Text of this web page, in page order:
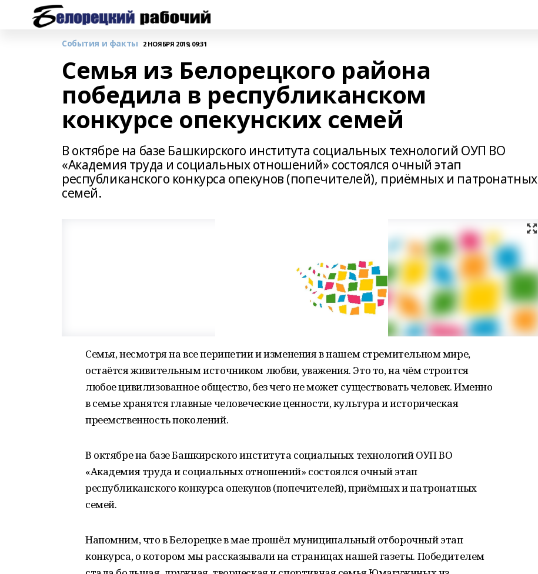
События и факты 2 НОЯБРЯ 2019, 09:31
Семья из Белорецкого района
победила в республиканском
конкурсе опекунских семей
В октябре на базе Башкирского института социальных технологий ОУП ВО
«Академия труда и социальных отношений» состоялся очный этап
республиканского конкурса опекунов (попечителей), приёмных и патронатных
семей.
Семья, несмотря на все перипетии и изменения в нашем стремительном мире,
остаётся живительным источником любви, уважения. Это то, на чём строится
любое цивилизованное общество, без чего не может существовать человек. Именно
в семье хранятся главные человеческие ценности, культура и историческая
преемственность поколений.
В октябре на базе Башкирского института социальных технологий ОУП ВО
«Академия труда и социальных отношений» состоялся очный этап
республиканского конкурса опекунов (попечителей), приёмных и патронатных
семей.
Напомним, что в Белорецке в мае прошёл муниципальный отборочный этап
конкурса, о котором мы рассказывали на страницах нашей газеты. Победителем